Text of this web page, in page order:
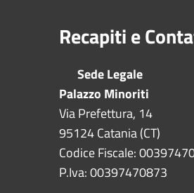
Recapiti e
Sede Legale
Palazzo Minoriti
Via Prefettura, 14
95124 Catania (CT)
Codice Fiscale:
P.Iva: 00397470873